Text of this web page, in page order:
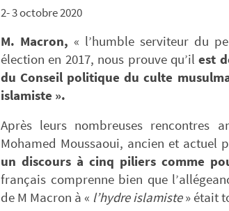
2- 3 octobre 2020
M. Macron, « l’humble serviteur du
élection en 2017, nous prouve qu’ilest
du Conseil politique du culte
islamiste ».
Après leurs nombreuses rencontres
Mohamed Moussaoui, ancien et actuel
un discours à cinq piliers comme
français comprenne bien que
de M Macron à « l’hydre islamiste» était